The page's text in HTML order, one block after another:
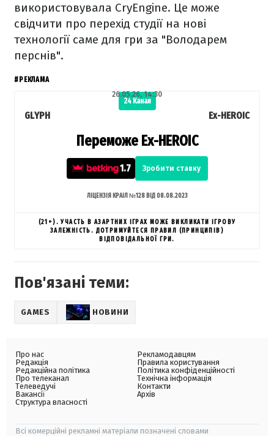
використовувала CryEngine. Це може
свідчити про перехід студії на нові
технології саме для гри за "Володарем
перснів".
#РЕКЛАМА
24 Канал
GLYPH
26.05.26, 14:30
Переможе Ex-HEROIC
1.7 Зробити ставку
Ex-HEROIC
ЛІЦЕНЗІЯ КРАІЛ №128 ВІД 08.08.2023
(21+). УЧАСТЬ В АЗАРТНИХ ІГРАХ МОЖЕ ВИКЛИКАТИ ІГРОВУ
ЗАЛЕЖНІСТЬ. ДОТРИМУЙТЕСЯ ПРАВИЛ (ПРИНЦИПІВ)
ВІДПОВІДАЛЬНОЇ ГРИ.
Пов'язані теми:
GAMES НОВИНИ
Про нас
Редакція
Редакційна політика
Про телеканал
Телеведучі
Вакансії
Структура власності
Рекламодавцям
Правила користування
Політика конфіденційності
Технічна інформація
Контакти
Архів
Всі комерційні рекламні матеріали позначені словами